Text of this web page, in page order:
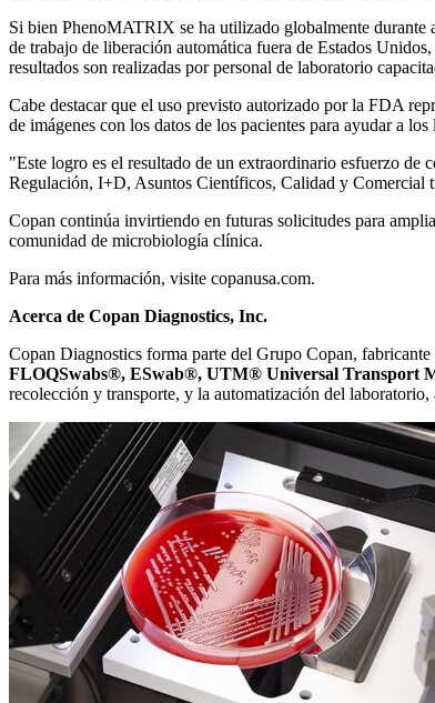
Si bien PhenoMATRIX se ha utilizado globalmente durante
de trabajo de liberación automática fuera de Estados
resultados son realizadas por personal de laboratorio
Cabe destacar que el uso previsto autorizado por la FDA
de imágenes con los datos de los pacientes para ayudar a
"Este logro es el resultado de un extraordinario esfuerzo
Regulación, I+D, Asuntos Científicos, Calidad y Comercial
Copan continúa invirtiendo en futuras solicitudes para
comunidad de microbiología clínica.
Para más información, visite copanusa.com.
Acerca de Copan Diagnostics, Inc.
Copan Diagnostics forma parte del Grupo Copan,
FLOQSwabs®, ESwab®, UTM® Universal Transport
recolección y transporte, y la automatización del